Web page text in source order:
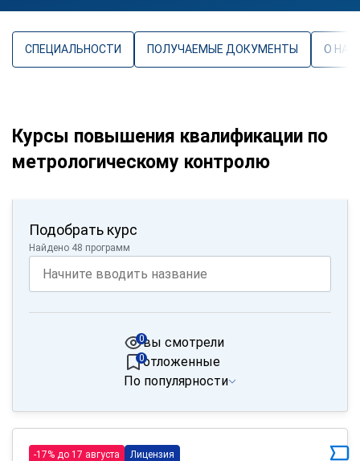
СПЕЦИАЛЬНОСТИ ПОЛУЧАЕМЫЕ ДОКУМЕНТЫ О
Курсы повышения квалификации по
метрологическому контролю
Подобрать курс
Найдено 48 программ
вы смотрели
0
отложенные
0
По популярности
-17% до 17 августа Лицензия